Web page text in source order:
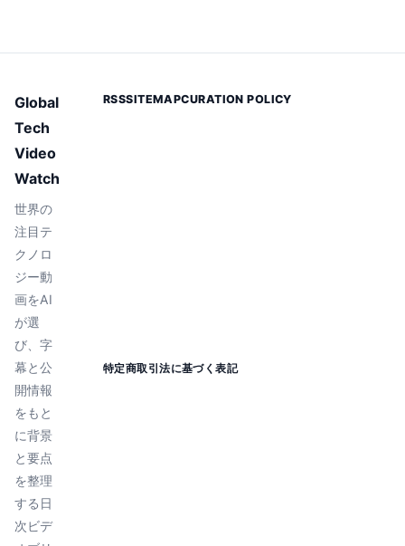
Global
Tech
Video
Watch
世界の
注目テ
クノロ
ジー動
画をAI
が選
び、字
幕と公
開情報
をもと
に背景
と要点
を整理
する日
次ビデ
RSSSITEMAPCURATION POLICY
特定商取引法に基づく表記